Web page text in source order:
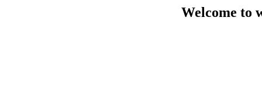
Welcome to